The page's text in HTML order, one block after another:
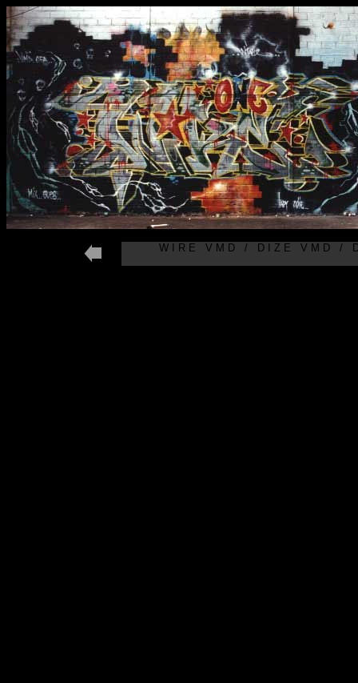
W I R E V M D / D I Z E V M D / D